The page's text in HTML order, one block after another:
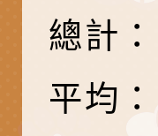
估人
用分
字稿
為提
治中
性(防
檢送
總計：
平均：